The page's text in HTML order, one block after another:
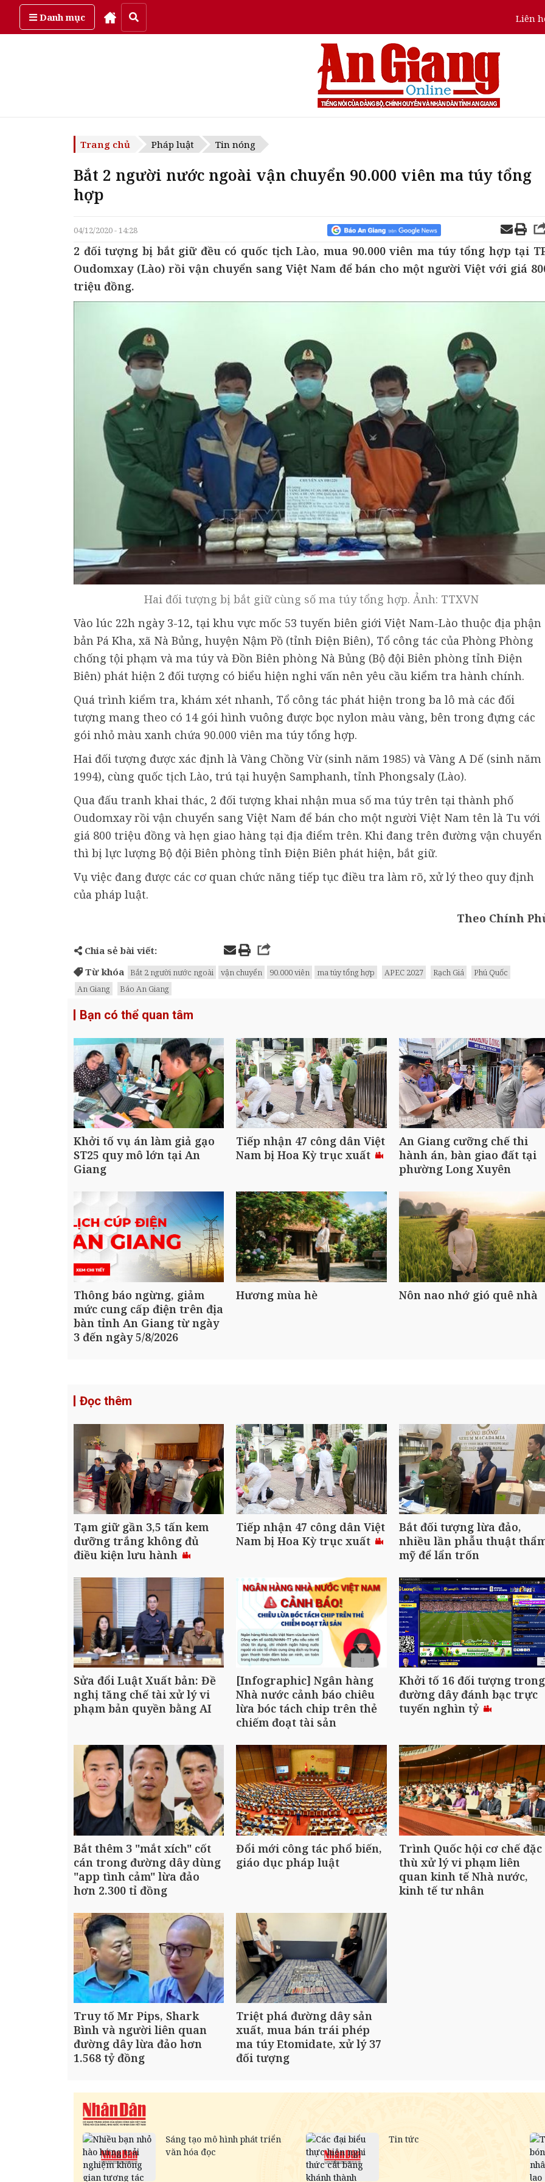
Danh mục Liên
Thứ năm, ngày 6/08/2026
Trang chủ Pháp luật Tin nóng
Bắt 2 người nước ngoài vận chuyển 90.000 viên ma túy tổng
hợp
04/12/2020 - 14:28
2 đối tượng bị bắt giữ đều có quốc tịch Lào, mua 90.000 viên ma túy tổng hợp tại
Oudomxay (Lào) rồi vận chuyển sang Việt Nam để bán cho một người Việt với giá
triệu đồng.
Hai đối tượng bị bắt giữ cùng số ma túy tổng hợp. Ảnh: TTXVN
Vào lúc 22h ngày 3-12, tại khu vực mốc 53 tuyến biên giới Việt Nam-Lào thuộc địa phận
bản Pá Kha, xã Nà Bủng, huyện Nậm Pồ (tỉnh Điện Biên), Tổ công tác của Phòng Phòng
chống tội phạm và ma túy và Đồn Biên phòng Nà Bủng (Bộ đội Biên phòng tỉnh Điện
Biên) phát hiện 2 đối tượng có biểu hiện nghi vấn nên yêu cầu kiểm tra hành chính.
Quá trình kiểm tra, khám xét nhanh, Tổ công tác phát hiện trong ba lô mà các đối
tượng mang theo có 14 gói hình vuông được bọc nylon màu vàng, bên trong đựng các
gói nhỏ màu xanh chứa 90.000 viên ma túy tổng hợp.
Hai đối tượng được xác định là Vàng Chồng Vừ (sinh năm 1985) và Vàng A Dế (sinh năm
1994), cùng quốc tịch Lào, trú tại huyện Samphanh, tỉnh Phongsaly (Lào).
Qua đấu tranh khai thác, 2 đối tượng khai nhận mua số ma túy trên tại thành phố
Oudomxay rồi vận chuyển sang Việt Nam để bán cho một người Việt Nam tên là Tu với
giá 800 triệu đồng và hẹn giao hàng tại địa điểm trên. Khi đang trên đường vận chuyển
thì bị lực lượng Bộ đội Biên phòng tỉnh Điện Biên phát hiện, bắt giữ.
Vụ việc đang được các cơ quan chức năng tiếp tục điều tra làm rõ, xử lý theo quy định
của pháp luật.
Theo Chính
Chia sẻ bài viết:
Từ khóa
Bắt 2 người nước ngoài vận chuyển 90.000 viên ma túy tổng hợp APEC 2027 Rạch Giá
Phú Quốc
An Giang
Báo An Giang
Bạn có thể quan tâm
Khởi tố vụ án làm giả gạo
ST25 quy mô lớn tại An
Giang
Tiếp nhận 47 công dân Việt
Nam bị Hoa Kỳ trục xuất
An Giang cưỡng chế thi
hành án, bàn giao đất tại
phường Long Xuyên
Thông báo ngừng, giảm
mức cung cấp điện trên địa
bàn tỉnh An Giang từ ngày
3 đến ngày 5/8/2026
Hương mùa hè Nôn nao nhớ gió quê nhà
Đọc thêm
Tạm giữ gần 3,5 tấn kem
dưỡng trắng không đủ
điều kiện lưu hành
Tiếp nhận 47 công dân Việt
Nam bị Hoa Kỳ trục xuất
Bắt đối tượng lừa đảo,
nhiều lần phẫu thuật
mỹ để lẩn trốn
Sửa đổi Luật Xuất bản: Đề
nghị tăng chế tài xử lý vi
phạm bản quyền bằng AI
[Infographic] Ngân hàng
Nhà nước cảnh báo chiêu
lừa bóc tách chip trên thẻ
chiếm đoạt tài sản
Khởi tố 16 đối tượng trong
đường dây đánh bạc trực
tuyến nghìn tỷ
Bắt thêm 3 "mắt xích" cốt
cán trong đường dây dùng
"app tình cảm" lừa đảo
hơn 2.300 tỉ đồng
Đổi mới công tác phổ biến,
giáo dục pháp luật
Trình Quốc hội cơ chế đặc
thù xử lý vi phạm liên
quan kinh tế Nhà nước,
kinh tế tư nhân
Truy tố Mr Pips, Shark
Bình và người liên quan
đường dây lừa đảo hơn
1.568 tỷ đồng
Triệt phá đường dây sản
xuất, mua bán trái phép
ma túy Etomidate, xử lý 37
đối tượng